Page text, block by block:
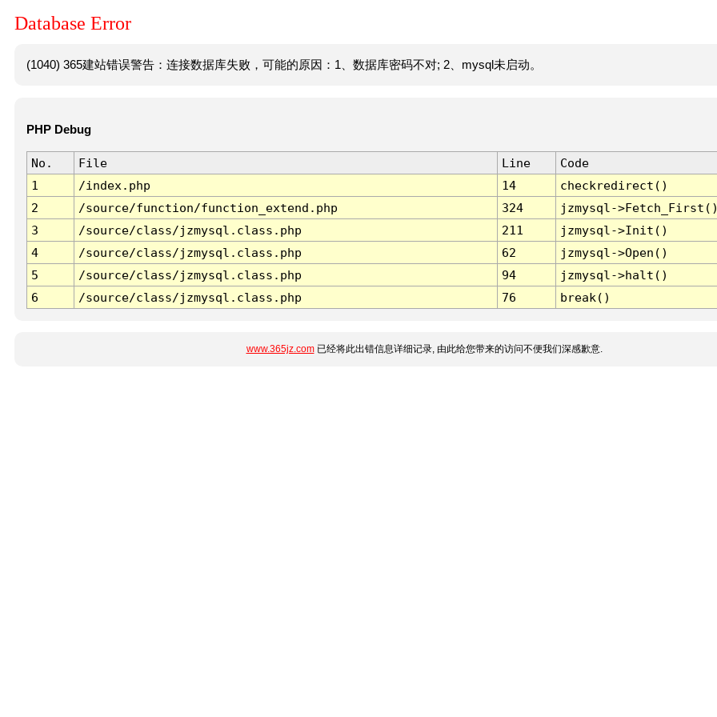
Database Error
(1040) 365建站错误警告：连接数据库失败，可能的原因：1、数据库密码不对; 2、mysql未启动。
PHP Debug
No. File Line
Code
1
/index.php 14
checkredirect()
2
/source/function/function_extend.php 324
jzmysql-
3
/source/class/jzmysql.class.php 211
jzmysql->Init()
4
/source/class/jzmysql.class.php 62
jzmysql->Open()
5
/source/class/jzmysql.class.php 94
jzmysql->halt()
6
/source/class/jzmysql.class.php 76 break()
www.365jz.com已经将此出错信息详细记录, 由此给您带来的访问不便我们深感歉意.